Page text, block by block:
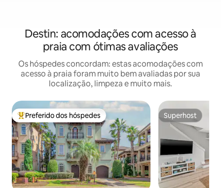
Destin: acomodações com acesso à
praia com ótimas avaliações
Os hóspedes concordam: estas acomodações com
acesso à praia foram muito bem avaliadas por sua
localização, limpeza e muito mais.
Entre os melhores preferidos dos hóspedes
Preferido dos hóspedes Superhost
Superhost